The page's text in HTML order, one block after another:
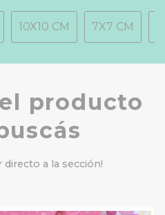
10X10 CM 7X7 CM
producto
directo a la sección!